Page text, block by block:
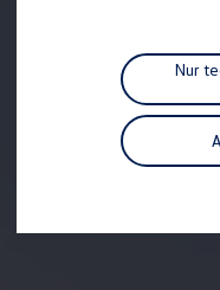
Wallbox
Digitale Extras
Dienste
Handy
Nur